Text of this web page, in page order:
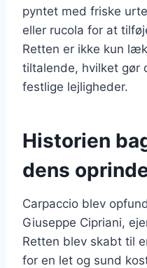
pyntet med friske
eller rucola for at
Retten er ikke kun
tiltalende, hvilket gør
festlige lejligheder.
Historien
dens
Carpaccio blev
Giuseppe Cipriani,
Retten blev skabt til
for en let og sund